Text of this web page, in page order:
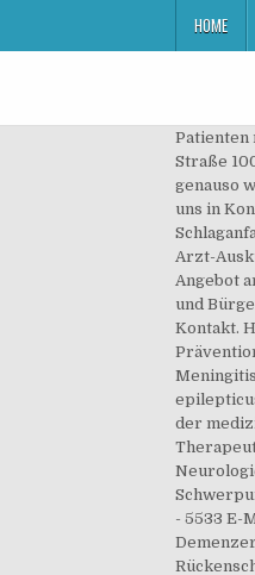
HOME
Patienten mit primÃ¤r neurologischen intensivmedizinischen Erkrankungen (z.B. Herz-Kreislauf-Zentrum Klinikum Hersfeld-Rotenburg GmbH Heinz-Meise-Straße 100 36199 Rotenburg a. d. Fulda Neurologie – Dr. med. Pacelliallee 4 36043 Fulda . Regelmäßige Fort- und Weiterbildungen sind für uns selbstverständlich, genauso wie die Spezialisierung der Fachärzte auf einzelne Bereiche. Montag bis Freitag: 08.00 - 14.00 Uhr. Kontakt. Job speichern. Dazu gehören: Bleiben Sie mit uns in Kontakt - Ihre Fragen und Anregungen sind uns wichtig! Die Klinik für Neurologie des Klinikum Fulda verfügt seit vielen Jahren über eine spezielle